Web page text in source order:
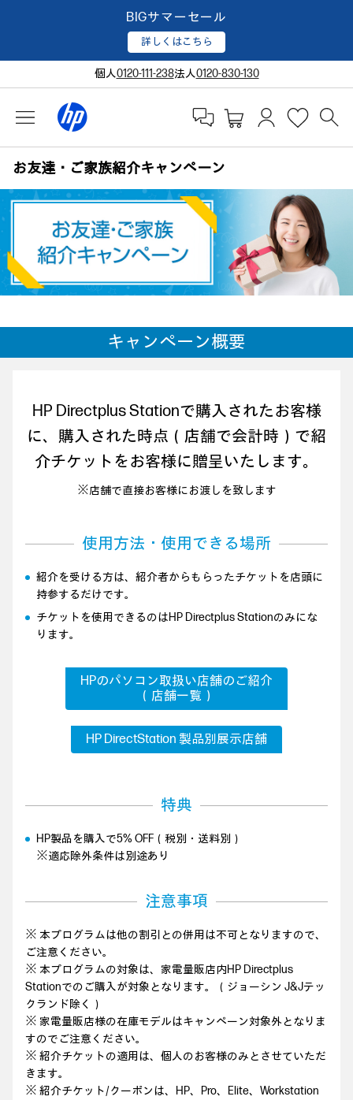
BIGサマーセール
詳しくはこちら
個人0120-111-238法人0120-830-130
お友達・ご家族紹介キャンペーン
キャンペーン概要
HP Directplus Stationで購入されたお客様
に、 購入された時点（店舗で会計時）で紹
介チケットをお客様に贈呈いたします。
※店舗で直接お客様にお渡しを致します
使用方法・使用できる場所
紹介を受ける方は、紹介者からもらったチケットを店頭に
持参するだけです。
チケットを使用できるのはHP Directplus Stationのみにな
ります。
HPのパソコン取扱い店舗のご紹介
（店舗一覧）
HP DirectStation 製品別展示店舗
特典
HP製品を購入で5% OFF（税別・送料別）
※適応除外条件は別途あり
注意事項
※ 本プログラムは他の割引との併用は不可となりますので、
ご注意ください。
※ 本プログラムの対象は、家電量販店内HP Directplus
Stationでのご購入が対象となります。（ジョーシン J&Jテッ
クランド除く）
※ 家電量販店様の在庫モデルはキャンペーン対象外となりま
すのでご注意ください。
※ 紹介チケットの適用は、個人のお客様のみとさせていただ
きます。
※ 紹介チケット/クーポンは、HP、Pro、Elite、Workstation